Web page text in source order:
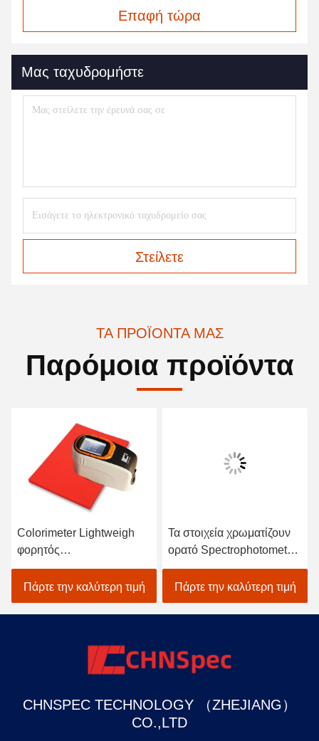
Επαφή τώρα
Μας ταχυδρομήστε
Στείλετε
ΤΑ ΠΡΟΪΌΝΤΑ ΜΑΣ
Παρόμοια προϊόντα
Colorimeter Lightweigh
φορητός
Spectrophotometer
ατομικός ανιχνευτής
χρωμάτων αυτοκινήτων
Πάρτε την καλύτερη τιμή
Τα στοιχεία χρωματίζουν
ορατό Spectrophotometer
για υφαντικό χρωματικής
προσαρμογής στο Μαύρο
Πάρτε την καλύτερη τιμή
CHNSPEC TECHNOLOGY （ZHEJIANG）
CO.,LTD